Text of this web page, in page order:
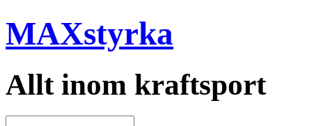
MAXstyrka
Allt inom kraftsport